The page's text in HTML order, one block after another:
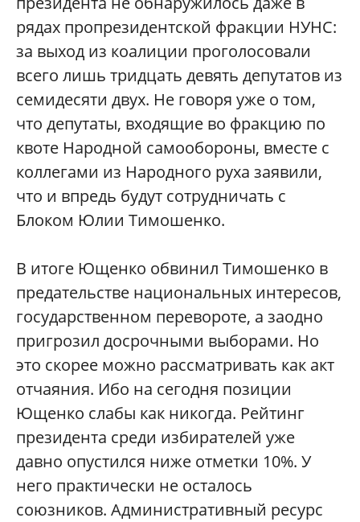
рядах пропрезидентской фракции НУНС:
за выход из коалиции проголосовали
всего лишь тридцать девять депутатов из
семидесяти двух. Не говоря уже о том,
что депутаты, входящие во фракцию по
квоте Народной самообороны, вместе с
коллегами из Народного руха заявили,
что и впредь будут сотрудничать с
Блоком Юлии Тимошенко.
В итоге Ющенко обвинил Тимошенко в
предательстве национальных интересов,
государственном перевороте, а заодно
пригрозил досрочными выборами. Но
это скорее можно рассматривать как акт
отчаяния. Ибо на сегодня позиции
Ющенко слабы как никогда. Рейтинг
президента среди избирателей уже
давно опустился ниже отметки 10%. У
него практически не осталось
союзников. Административный ресурс